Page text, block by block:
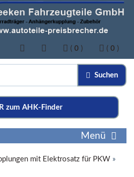
( 0 ) ( 0 )
Suchen
zum AHK-Finder
Menü
mit Elektrosatz für PKW »